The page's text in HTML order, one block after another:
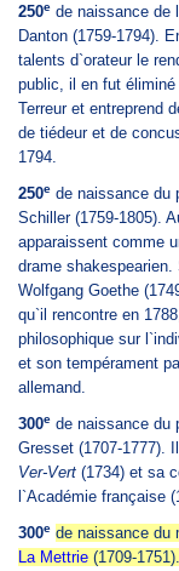
250e de naissance de
Danton (1759-1794).
talents d`orateur le
public, il en fut
Terreur et entreprend
de tiédeur et de
1794.
250e de naissance du
Schiller (1759-1805).
apparaissent comme
drame
Wolfgang Goethe
qu`il rencontre en
philosophique sur
et son tempérament
allemand.
300e de naissance du
Gresset (1707-1777).
Ver-Vert (1734) et sa
l`Académie française
300e de naissance du
La Mettrie (1709-